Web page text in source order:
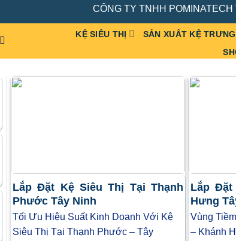
CÔNG TY TNHH POMINATECH
KỆ SIÊU THỊ SẢN XUẤT KỆ
Lắp Đặt Kệ Siêu Thị Tại Thạnh
Phước Tây Ninh
Tối Ưu Hiệu Suất Kinh Doanh Với Kệ
Siêu Thị Tại Thạnh Phước – Tây
Lắp Đặt
Hưng
Vùng
– Khánh